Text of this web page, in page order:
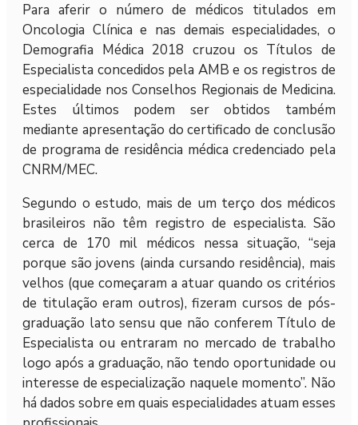
Para aferir o número de médicos titulados em
Oncologia Clínica e nas demais especialidades, o
Demografia Médica 2018 cruzou os Títulos de
Especialista concedidos pela AMB e os registros de
especialidade nos Conselhos Regionais de Medicina.
Estes últimos podem ser obtidos também
mediante apresentação do certificado de conclusão
de programa de residência médica credenciado pela
CNRM/MEC.
Segundo o estudo, mais de um terço dos médicos
brasileiros não têm registro de especialista. São
cerca de 170 mil médicos nessa situação, “seja
porque são jovens (ainda cursando residência), mais
velhos (que começaram a atuar quando os critérios
de titulação eram outros), fizeram cursos de pós-
graduação lato sensu que não conferem Título de
Especialista ou entraram no mercado de trabalho
logo após a graduação, não tendo oportunidade ou
interesse de especialização naquele momento”. Não
há dados sobre em quais especialidades atuam esses